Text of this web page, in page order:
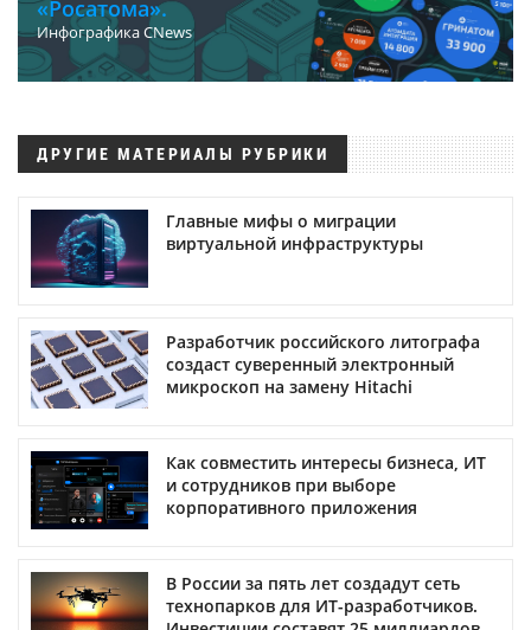
«Росатома».
Инфографика CNews
ДРУГИЕ МАТЕРИАЛЫ РУБРИКИ
Главные мифы о миграции
виртуальной инфраструктуры
Разработчик российского литографа
создаст суверенный электронный
микроскоп на замену Hitachi
Как совместить интересы бизнеса, ИТ
и сотрудников при выборе
корпоративного приложения
В России за пять лет создадут сеть
технопарков для ИТ-разработчиков.